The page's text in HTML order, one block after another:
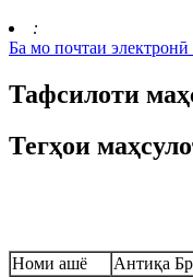
:
Ба мо почтаи
Тафсилоти
Тегҳои
Номи ашё
Антиқа